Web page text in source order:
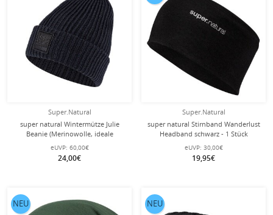
Super.Natural
super natural Wintermütze Julie
Beanie (Merinowolle, ideale
Thermoregulation) schwarz - 1 Stück
eUVP: 60,00€
24,00€
Super.Natural
super natural Stirnband Wanderlust
Headband schwarz - 1 Stück
eUVP: 30,00€
19,95€
NEU NEU